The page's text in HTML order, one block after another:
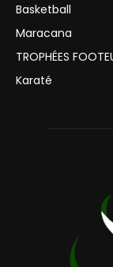
Basketball
Maracana
TROPHÉES
Karaté